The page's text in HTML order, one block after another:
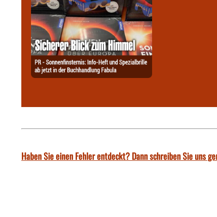
Haben Sie einen Fehler entdeckt? Dann schreiben Sie uns